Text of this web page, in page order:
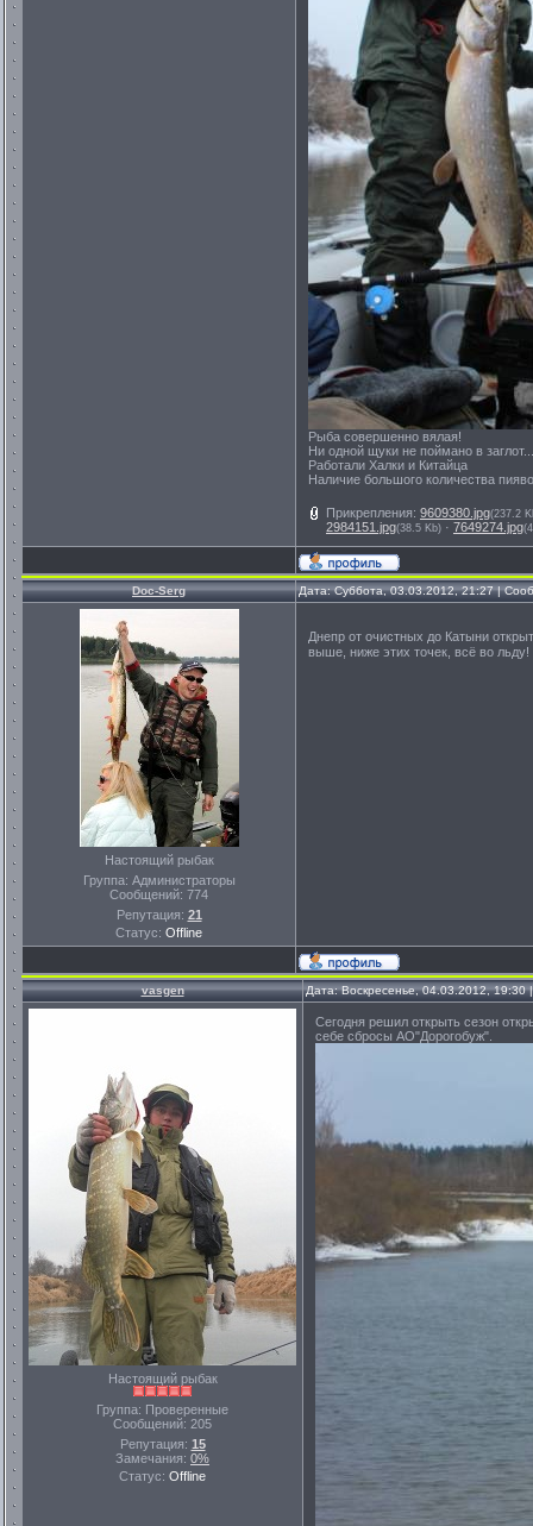
Рыба совершенно вялая!
Ни одной щуки не поймано в заглот...
Работали Халки и Китайца
Наличие большого количества
Прикрепления: 9609380.jpg(237.2
2984151.jpg(38.5 Kb) · 7649274.jpg
Doc-Serg Дата: Суббота, 03.03.2012, 21:27 |
Настоящий рыбак
Группа: Администраторы
Сообщений: 774
Репутация: 21
Статус: Offline
Днепр от очистных до Катыни
выше, ниже этих точек, всё во
vasgen Дата: Воскресенье, 04.03.2012,
Настоящий рыбак
Группа: Проверенные
Сообщений: 205
Репутация: 15
Замечания: 0%
Статус: Offline
Сегодня решил открыть сезон
себе сбросы АО"Дорогобуж".